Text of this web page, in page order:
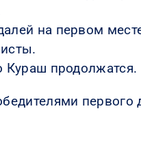
на первом
Кураш продолжатся.
первого